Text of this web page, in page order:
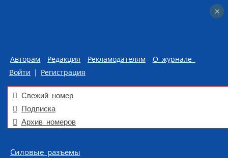
Авторам Редакция Рекламодателям
О журнале
Войти | Регистрация
Свежий номер
Подписка
Архив номеров
Skip to content
Силовые разъемы
×
×